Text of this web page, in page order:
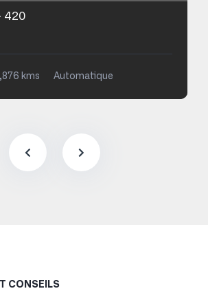
420
kms
Automatique
CONSEILS